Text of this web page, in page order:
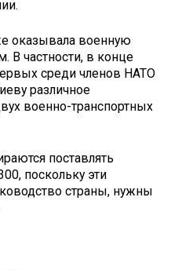
оказывала военную
В частности, в конце
среди членов НАТО
различное
военно-транспортных
поставлять
поскольку эти
страны, нужны